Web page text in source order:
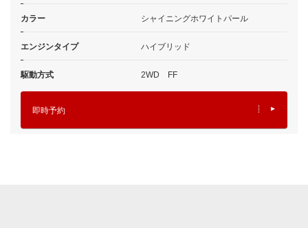
カラー シャイニングホワイトパール
エンジンタイプ ハイブリッド
駆動方式 2WD FF
即時予約